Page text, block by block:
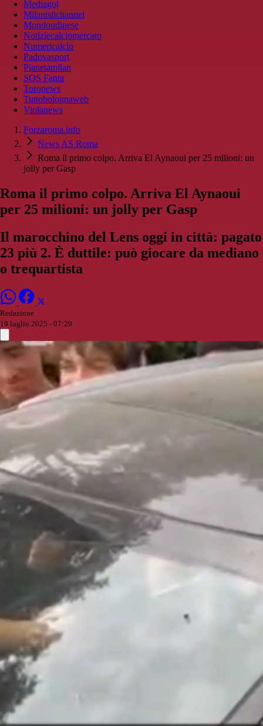
Mediagol
Milanistichannel
Mondoudinese
Notiziecalciomercato
Numericalcio
Padovasport
Pianetamilan
SOS Fanta
Toronews
Tuttobolognaweb
Violanews
Forzaroma.info
News AS Roma
Roma il primo colpo. Arriva El Aynaoui per 25 milioni: un
jolly per Gasp
Roma il primo colpo. Arriva El Aynaoui
per 25 milioni: un jolly per Gasp
Il marocchino del Lens oggi in città: pagato
23 più 2. È duttile: può giocare da mediano
o trequartista
Redazione
19 luglio 2025 - 07:29